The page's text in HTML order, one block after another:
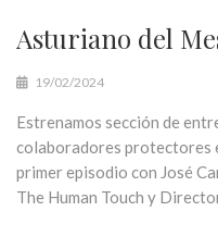
Asturiano del
19/02/2024
Estrenamos sección de
colaboradores protectores
primer episodio con José
The Human Touch y